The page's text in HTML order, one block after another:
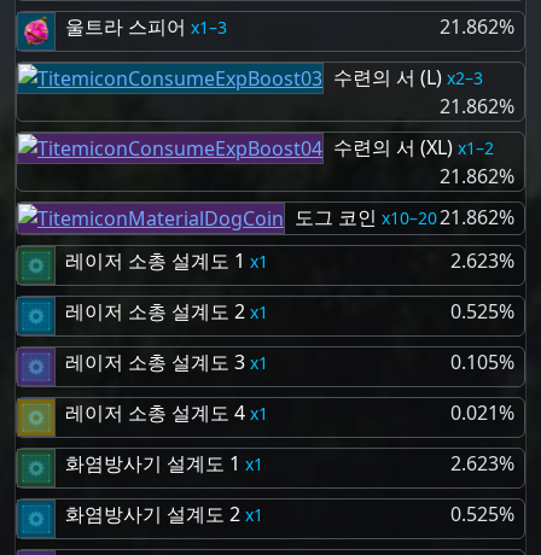
울트라 스피어
1–3
21.862%
수련의 서 (L)
2–3
21.862%
수련의 서 (XL)
1–2
21.862%
도그 코인
10–2021.862%
레이저 소총 설계도 1
1
2.623%
레이저 소총 설계도 2
1
0.525%
레이저 소총 설계도 3
1
0.105%
레이저 소총 설계도 4
1
0.021%
화염방사기 설계도 1
1
2.623%
화염방사기 설계도 2
1
0.525%